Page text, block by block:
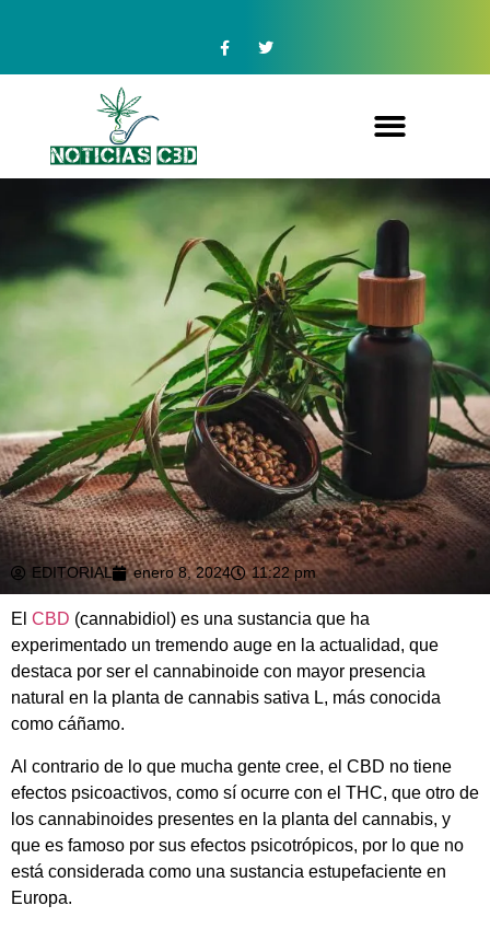
EDITORIAL enero 8, 2024 11:22 pm
El CBD (cannabidiol) es una sustancia que ha
experimentado un tremendo auge en la actualidad, que
destaca por ser el cannabinoide con mayor presencia
natural en la planta de cannabis sativa L, más conocida
como cáñamo.
Al contrario de lo que mucha gente cree, el CBD no tiene
efectos psicoactivos, como sí ocurre con el THC, que otro de
los cannabinoides presentes en la planta del cannabis, y
que es famoso por sus efectos psicotrópicos, por lo que no
está considerada como una sustancia estupefaciente en
Europa.